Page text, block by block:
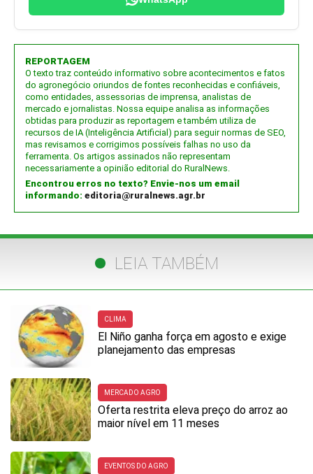
REPORTAGEM
O texto traz conteúdo informativo sobre acontecimentos e fatos
do agronegócio oriundos de fontes reconhecidas e confiáveis,
como entidades, assessorias de imprensa, analistas de
mercado e jornalistas. Nossa equipe analisa as informações
obtidas para produzir as reportagem e também utiliza de
recursos de IA (Inteligência Artificial) para seguir normas de SEO,
mas revisamos e corrigimos possíveis falhas no uso da
ferramenta. Os artigos assinados não representam
necessariamente a opinião editorial do RuralNews.
Encontrou erros no texto? Envie-nos um email
informando: editoria@ruralnews.agr.br
LEIA TAMBÉM
CLIMA
El Niño ganha força em agosto e exige
planejamento das empresas
MERCADO AGRO
Oferta restrita eleva preço do arroz ao
maior nível em 11 meses
EVENTOS DO AGRO